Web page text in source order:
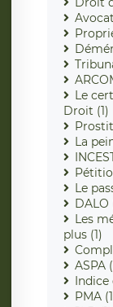
Le
Droit (1)
La
Le
DALO
Les
plus (1)
ASPA
PMA